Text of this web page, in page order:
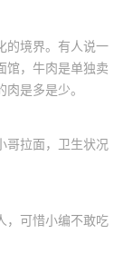
的境界。有人说一
馆，牛肉是单独卖
是多是少。
哥拉面，卫生状况
，可惜小编不敢吃